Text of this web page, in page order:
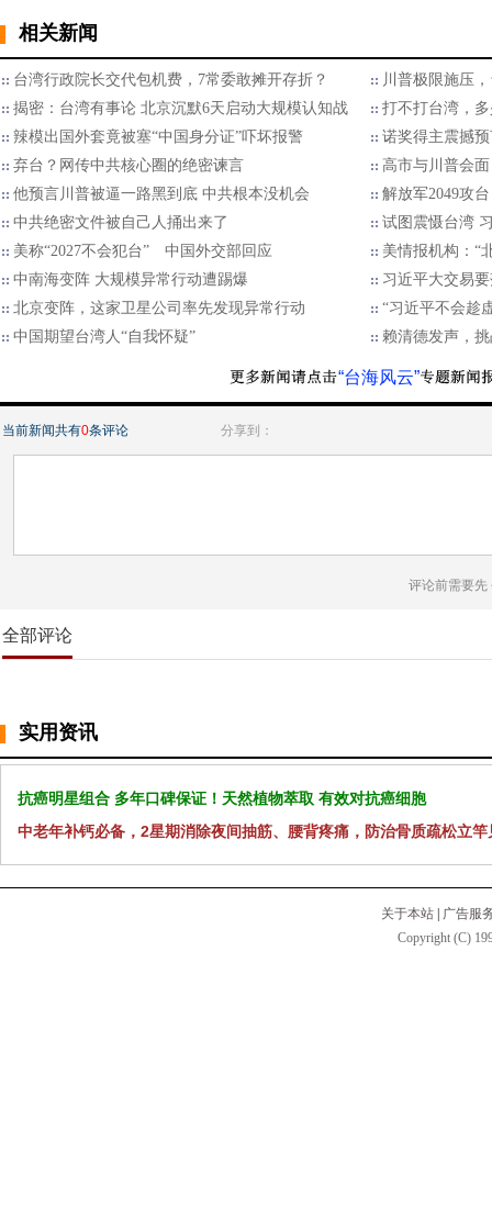
相关新闻
台湾行政院长交代包机费，7常委敢摊开存折？
川普极限施压
揭密：台湾有事论 北京沉默6天启动大规模认知战
打不打台湾，
辣模出国外套竟被塞“中国身分证”吓坏报警
诺奖得主震撼
弃台？网传中共核心圈的绝密谏言
高市与川普会
他预言川普被逼一路黑到底 中共根本没机会
解放军2049攻
中共绝密文件被自己人捅出来了
试图震慑台湾
美称“2027不会犯台” 中国外交部回应
美情报机构：“
中南海变阵 大规模异常行动遭踢爆
习近平大交易
北京变阵，这家卫星公司率先发现异常行动
“习近平不会趁
中国期望台湾人“自我怀疑”
赖清德发声，
“台海风云”
当前新闻共有0条评论 分享到：
评论前需要先
全部评论
实用资讯
抗癌明星组合 多年口碑保证！天然植物萃取 有效对抗癌细胞
中老年补钙必备，2星期消除夜间抽筋、腰背疼痛，防治骨质疏松立竿
关于本站
广告服
Copyright (C)